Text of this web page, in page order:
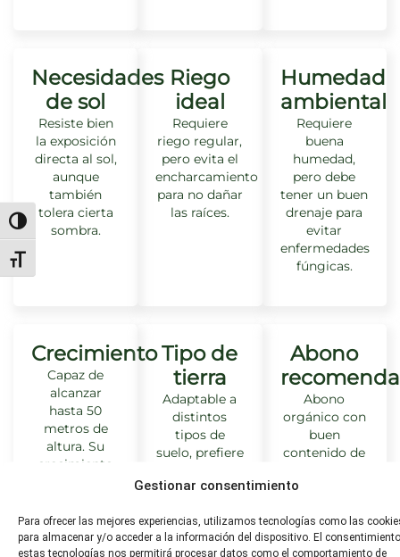
Gestionar consentimiento
Para ofrecer las mejores experiencias, utilizamos tecnologías como las
para almacenar y/o acceder a la información del dispositivo. El
estas tecnologías nos permitirá procesar datos como el comportamiento de
Alternar alto contraste
Alternar tamaño de letra
Necesidades
de sol
Resiste bien
la exposición
directa al sol,
aunque
también
tolera cierta
sombra.
Riego
ideal
Requiere
riego regular,
pero evita el
encharcamiento
para no dañar
las raíces.
Humedad
ambiental
Requiere
buena
humedad,
pero debe
tener un buen
drenaje para
evitar
enfermedades
fúngicas.
Crecimiento
Capaz de
alcanzar
hasta 50
metros de
altura. Su
crecimiento
rápido en sus
primeros
años.
Tipo de
tierra
Adaptable a
distintos
tipos de
suelo, prefiere
Abono
Abono
orgánico con
buen
contenido de